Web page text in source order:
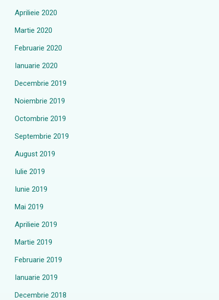
Aprilieie 2020
Martie 2020
Februarie 2020
Ianuarie 2020
Decembrie 2019
Noiembrie 2019
Octombrie 2019
Septembrie 2019
August 2019
Iulie 2019
Iunie 2019
Mai 2019
Aprilieie 2019
Martie 2019
Februarie 2019
Ianuarie 2019
Decembrie 2018